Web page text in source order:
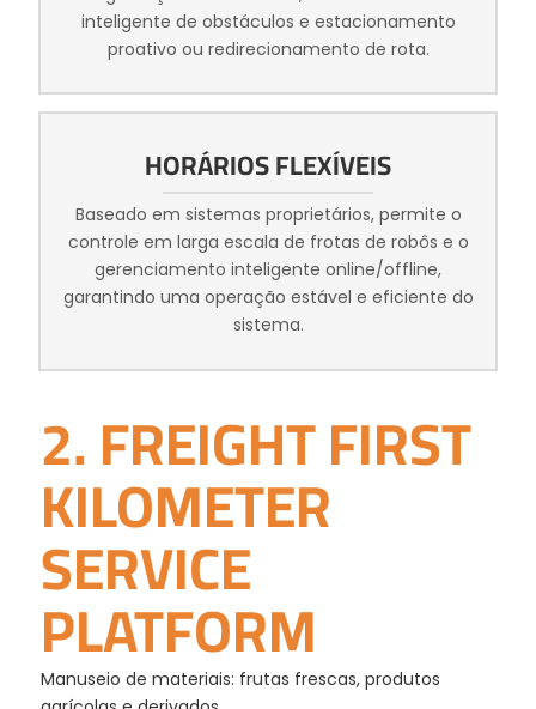
inteligente de obstáculos e estacionamento
proativo ou redirecionamento de rota.
HORÁRIOS FLEXÍVEIS
Baseado em sistemas proprietários, permite o
controle em larga escala de frotas de robôs e o
gerenciamento inteligente online/offline,
garantindo uma operação estável e eficiente do
sistema.
2. FREIGHT FIRST
KILOMETER
SERVICE
PLATFORM
Manuseio de materiais: frutas frescas, produtos